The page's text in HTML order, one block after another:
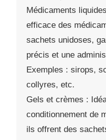
Médicaments
efficace des
sachets unidoses,
précis et une
Exemples : sirops,
collyres, etc.
Gels et crèmes :
conditionnement de
ils offrent des